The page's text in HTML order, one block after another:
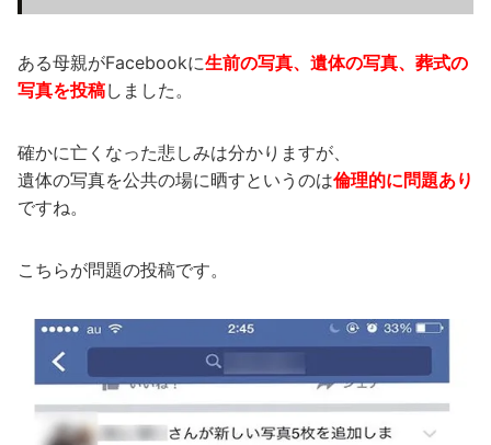
ある母親がFacebookに生前の写真、遺体の写真、葬式の
写真を投稿しました。
確かに亡くなった悲しみは分かりますが、
遺体の写真を公共の場に晒すというのは倫理的に問題あり
ですね。
こちらが問題の投稿です。